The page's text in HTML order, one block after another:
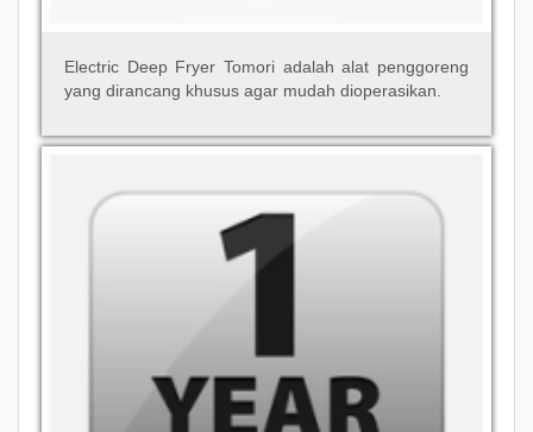
Electric Deep Fryer Tomori adalah alat penggoreng
yang dirancang khusus agar mudah dioperasikan.